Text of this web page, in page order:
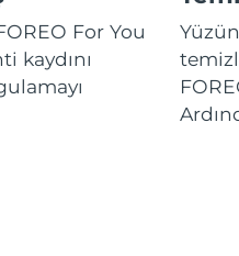
For You
kaydını